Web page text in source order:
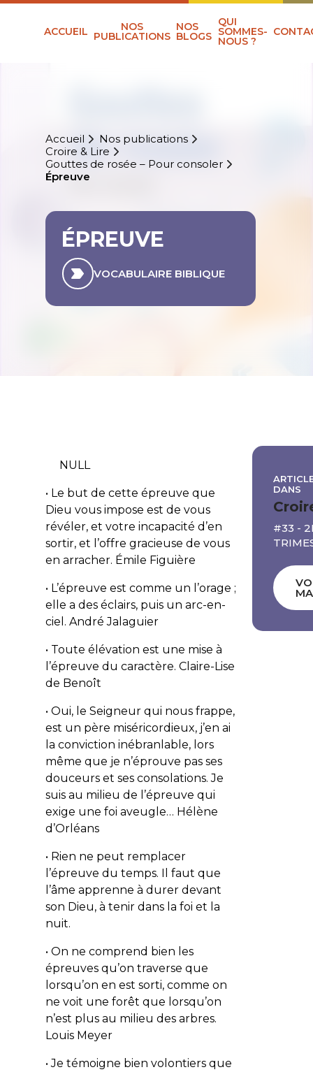
ACCUEIL NOS
PUBLICATIONS
NOS
BLOGS
QUI
SOMMES-
NOUS ?
Accueil
Nos publications
Croire & Lire
Gouttes de rosée – Pour consoler
Épreuve
ÉPREUVE
VOCABULAIRE BIBLIQUE
NULL
• Le but de cette épreuve que
Dieu vous impose est de vous
révéler, et votre incapacité d’en
sortir, et l’offre gracieuse de vous
en arracher. Émile Figuière
• L’épreuve est comme un l’orage ;
elle a des éclairs, puis un arc-en-
ciel. André Jalaguier
• Toute élévation est une mise à
l’épreuve du caractère. Claire-Lise
de Benoît
• Oui, le Seigneur qui nous frappe,
est un père miséricordieux, j’en ai
la conviction inébranlable, lors
même que je n’éprouve pas ses
douceurs et ses consolations. Je
suis au milieu de l’épreuve qui
exige une foi aveugle… Hélène
d’Orléans
• Rien ne peut remplacer
l’épreuve du temps. Il faut que
l’âme apprenne à durer devant
son Dieu, à tenir dans la foi et la
nuit.
• On ne comprend bien les
épreuves qu’on traverse que
lorsqu’on en est sorti, comme on
ne voit une forêt que lorsqu’on
n’est plus au milieu des arbres.
Louis Meyer
• Je témoigne bien volontiers que
DANS
#33 -